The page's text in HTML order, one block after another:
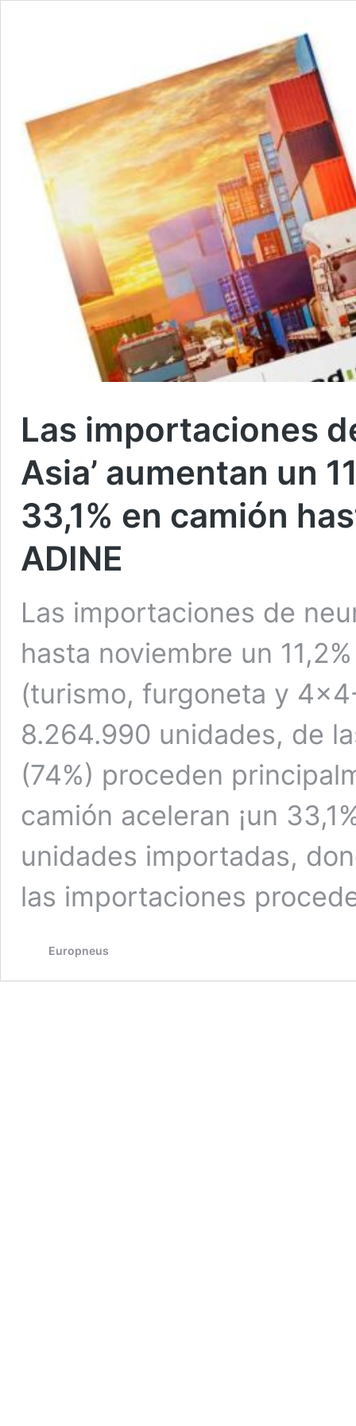
Las importaciones
Asia’ aumentan un
33,1% en camión
ADINE
Las importaciones de
hasta noviembre un
(turismo, furgoneta y
8.264.990 unidades, de
(74%) proceden
camión aceleran ¡un
unidades importadas,
las importaciones
Europneus